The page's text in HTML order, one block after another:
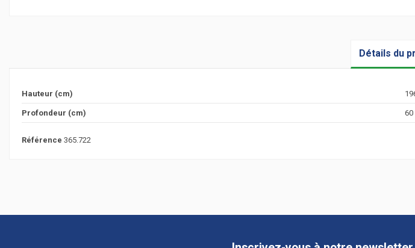
Détails du
Hauteur (cm)
Profondeur (cm) 60
Référence 365.722